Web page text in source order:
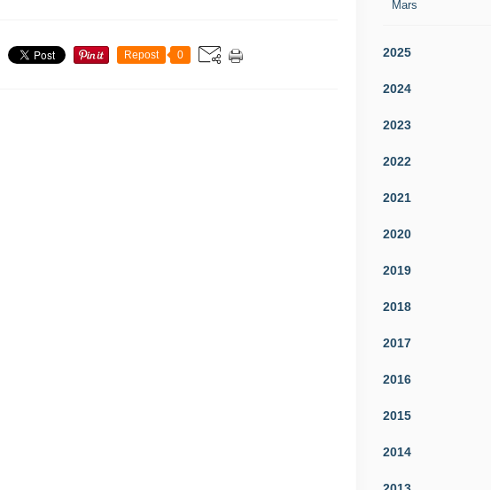
Repost 0
Mars
2025
2024
2023
2022
2021
2020
2019
2018
2017
2016
2015
2014